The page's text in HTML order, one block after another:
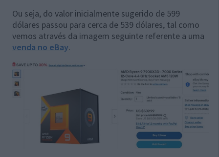
Ou seja, do valor inicialmente sugerido de 599
dólares passou para cerca de 539 dólares, tal como
vemos através da imagem seguinte referente a uma
venda no eBay.